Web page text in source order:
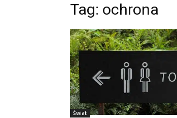
Tag: ochrona
Świat